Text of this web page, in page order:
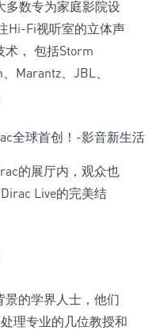
多数专为家庭影院设
Hi-Fi视听室的立体声
术， 包括Storm
Marantz、JBL、
的展厅内，观众也
Live的完美结
的学界人士，他们
理专业的几位教授和